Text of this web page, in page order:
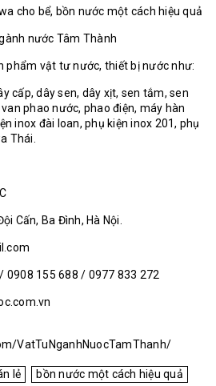
cho bể, bồn nước một cách hiệu quả
nước Tâm Thành
phẩm vật tư nước, thiết bị nước như:
cấp, dây sen, dây xịt, sen tắm, sen
phao nước, phao điện, máy hàn
inox đài loan, phụ kiện inox 201, phụ
Thái.
Cấn, Ba Đình, Hà Nội.
0908 155 688 / 0977 833 272
VatTuNganhNuocTamThanh/
lẻ
bồn nước một cách hiệu quả